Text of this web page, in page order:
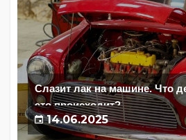
Слазит лак на машине. Что
это происходит?
14.06.2025